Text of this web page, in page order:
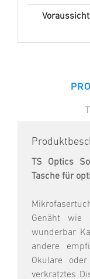
TS Optics
Tasche für
Genäht wie
wunderbar
andere
Okulare
verkratztes